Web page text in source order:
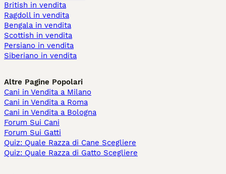
British in vendita
Ragdoll in vendita
Bengala in vendita
Scottish in vendita
Persiano in vendita
Siberiano in vendita
Altre Pagine Popolari
Cani in Vendita a Milano
Cani in Vendita a Roma
Cani in Vendita a Bologna
Forum Sui Cani
Forum Sui Gatti
Quiz: Quale Razza di Cane Scegliere
Quiz: Quale Razza di Gatto Scegliere